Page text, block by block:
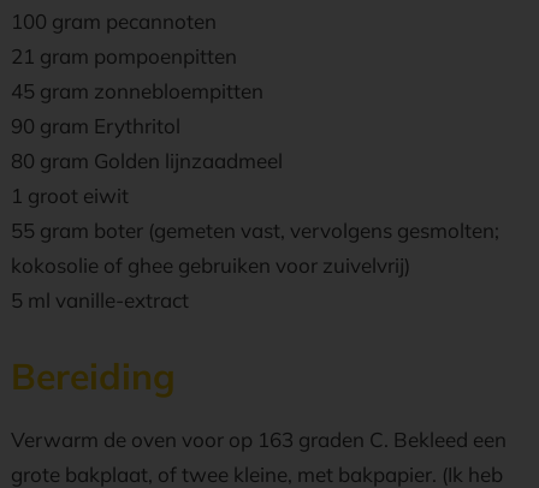
100 gram pecannoten
21 gram pompoenpitten
45 gram zonnebloempitten
90 gram Erythritol
80 gram Golden lijnzaadmeel
1 groot eiwit
55 gram boter (gemeten vast, vervolgens gesmolten;
kokosolie of ghee gebruiken voor zuivelvrij)
5 ml vanille-extract
Bereiding
Verwarm de oven voor op 163 graden C. Bekleed een
grote bakplaat, of twee kleine, met bakpapier. (Ik heb